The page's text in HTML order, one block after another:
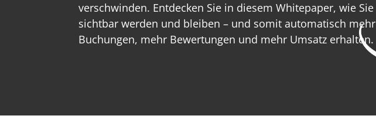
verschwinden. Entdecken Sie in diesem Whitepaper, wie Sie
sichtbar werden und bleiben – und somit automatisch mehr
Buchungen, mehr Bewertungen und mehr Umsatz erhalten.